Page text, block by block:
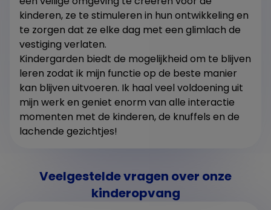
kinderen, ze te stimuleren in hun ontwikkeling en
te zorgen dat ze elke dag met een glimlach de
vestiging verlaten.
Kindergarden biedt de mogelijkheid om te blijven
leren zodat ik mijn functie op de beste manier
kan blijven uitvoeren. Ik haal veel voldoening uit
mijn werk en geniet enorm van alle interactie
momenten met de kinderen, de knuffels en de
lachende gezichtjes!
Veelgestelde vragen over onze
kinderopvang